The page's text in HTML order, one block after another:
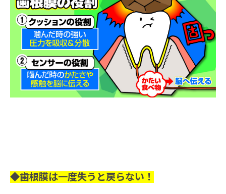
◆歯根膜は一度失うと戻らない！